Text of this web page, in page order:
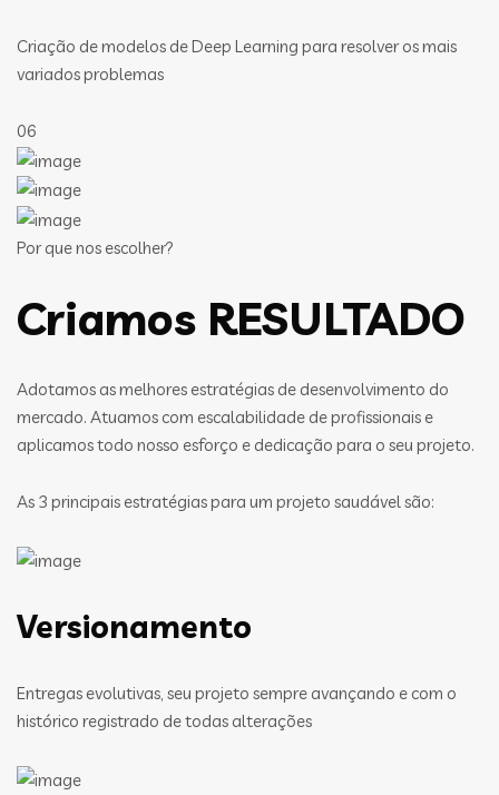
Criação de modelos de Deep Learning para resolver os mais
variados problemas
06
Por que nos escolher?
Criamos RESULTADO
Adotamos as melhores estratégias de desenvolvimento do
mercado. Atuamos com escalabilidade de profissionais e
aplicamos todo nosso esforço e dedicação para o seu projeto.
As 3 principais estratégias para um projeto saudável são:
Versionamento
Entregas evolutivas, seu projeto sempre avançando e com o
histórico registrado de todas alterações